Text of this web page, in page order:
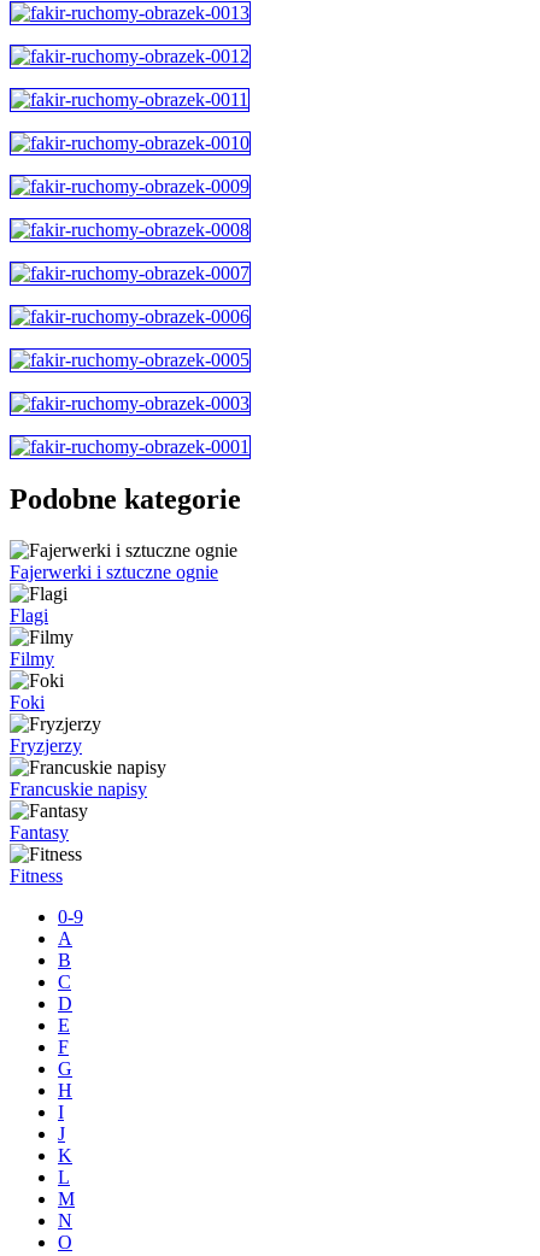
Podobne kategorie
Fajerwerki i sztuczne ognie
Flagi
Filmy
Foki
Fryzjerzy
Francuskie napisy
Fantasy
Fitness
0-9
A
B
C
D
E
F
G
H
I
J
K
L
M
N
O